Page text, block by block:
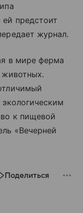
предстоит
журнал.
в мире ферма
животных.
к пищевой
«Вечерней
Поделиться